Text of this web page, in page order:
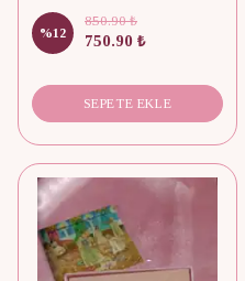
%12
850.90 ₺
750.90 ₺
SEPETE EKLE